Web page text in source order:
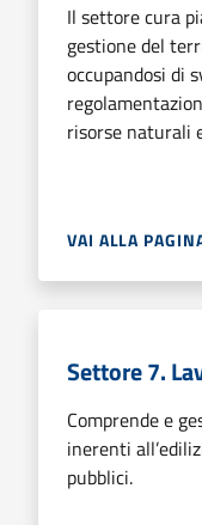
Il settore cura
gestione del
occupandosi di
risorse naturali
VAI ALLA
Settore 7.
Comprende e
inerenti
pubblici.